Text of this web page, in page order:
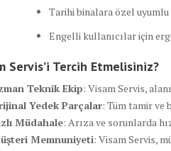
Tarihi binalara özel
Engelli kullanıcılar için
Servis’i Tercih Etmelisiniz?
Teknik Ekip: Visam Servis,
Yedek Parçalar: Tüm tamir ve
Müdahale: Arıza ve sorunlarda
Memnuniyeti: Visam Servis,